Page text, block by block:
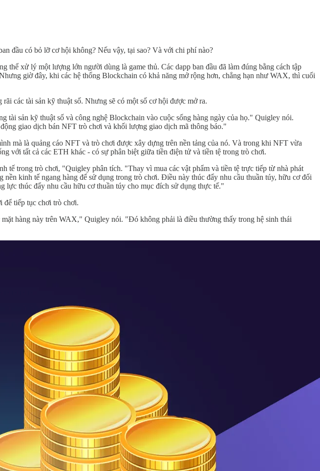
đầu có bỏ lỡ cơ hội không? Nếu vậy, tại sao? Và với chi phí nào?
xử lý một lượng lớn người dùng là game thủ. Các dapp ban đầu đã làm đúng bằng cách tập
giờ đây, khi các hệ thống Blockchain có khả năng mở rộng hơn, chẳng hạn như WAX, thì cuối
các tài sản kỹ thuật số. Nhưng sẽ có một số cơ hội được mở ra.
sản kỹ thuật số và công nghệ Blockchain vào cuộc sống hàng ngày của họ." Quigley nói.
giao dịch bán NFT trò chơi và khối lượng giao dịch mã thông báo."
mà là quảng cáo NFT và trò chơi được xây dựng trên nền tảng của nó. Và trong khi NFT vừa
với tất cả các ETH khác - có sự phân biệt giữa tiền điện tử và tiền tệ trong trò chơi.
tế trong trò chơi, "Quigley phân tích. "Thay vì mua các vật phẩm và tiền tệ trực tiếp từ nhà phát
kinh tế ngang hàng để sử dụng trong trò chơi. Điều này thúc đẩy nhu cầu thuần túy, hữu cơ đối
lực thúc đẩy nhu cầu hữu cơ thuần túy cho mục đích sử dụng thực tế."
để tiếp tục chơi trò chơi.
hàng này trên WAX," Quigley nói. "Đó không phải là điều thường thấy trong hệ sinh thái